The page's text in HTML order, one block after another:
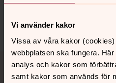
Vi använder kakor
Vissa av våra kakor
webbplatsen ska fungera.
analys och kakor som
samt kakor som används för
Dela
Tillbaka till toppen
Tillbaka till innehållet